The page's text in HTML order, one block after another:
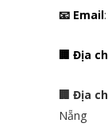
📧 Email
🏢 Địa
🏢 Địa
Nẵng